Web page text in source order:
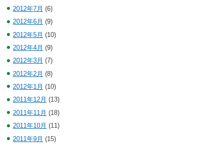
2012年7月 (6)
2012年6月 (9)
2012年5月 (10)
2012年4月 (9)
2012年3月 (7)
2012年2月 (8)
2012年1月 (10)
2011年12月 (13)
2011年11月 (18)
2011年10月 (11)
2011年9月 (15)